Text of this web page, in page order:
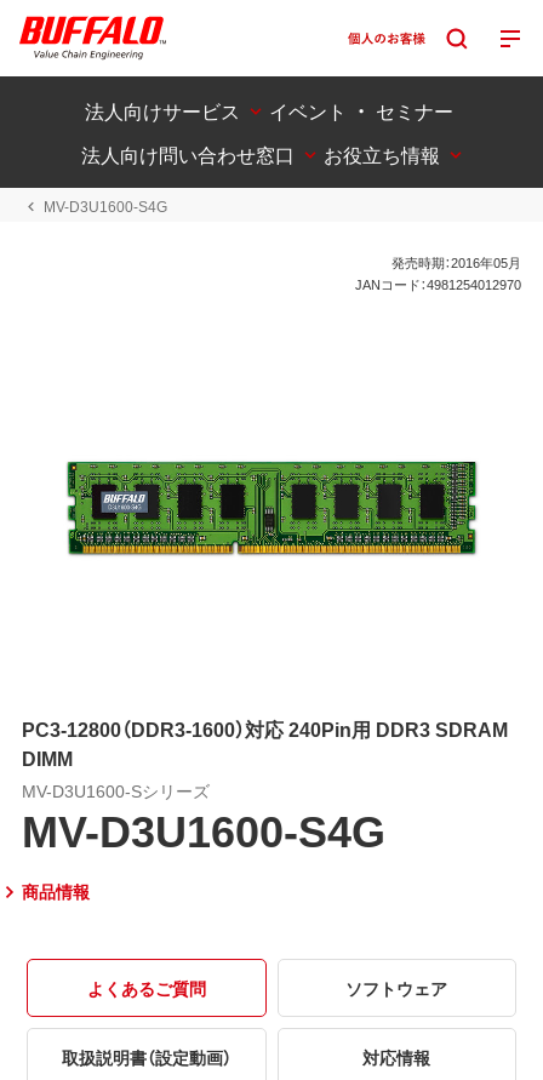
法人向けサービス
イベント ・ セミナー
法人向け問い合わせ窓口
お役立ち情報
MV-D3U1600-S4G
発売時期：2016年05月
JANコード：4981254012970
PC3-12800（DDR3-1600）対応 240Pin用 DDR3 SDRAM
DIMM
MV-D3U1600-Sシリーズ
MV-D3U1600-S4G
商品情報
よくあるご質問 ソフトウェア
取扱説明書（設定動画） 対応情報